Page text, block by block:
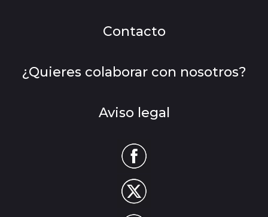
Contacto
¿Quieres colaborar con nosotros?
Aviso legal